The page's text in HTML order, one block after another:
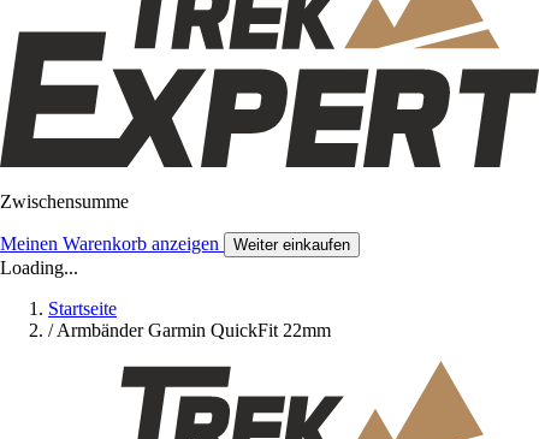
Zwischensumme
Meinen Warenkorb anzeigen Weiter einkaufen
Loading...
Startseite
/ Armbänder Garmin QuickFit 22mm